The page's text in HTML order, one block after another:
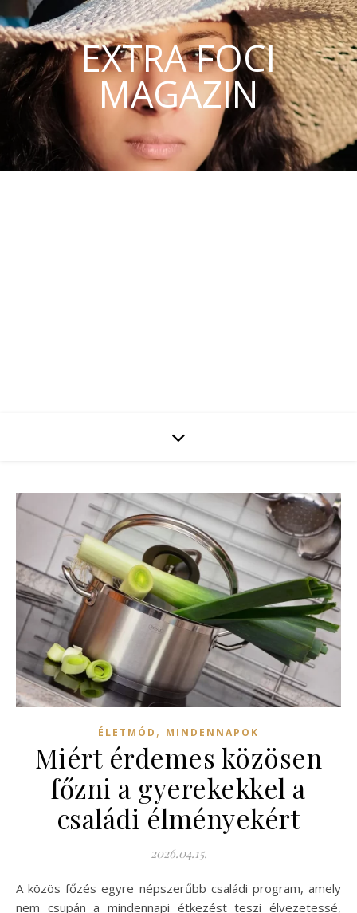
EXTRA FOCI
MAGAZIN
ÉLETMÓD , MINDENNAPOK
Miért érdemes közösen
főzni a gyerekekkel a
családi élményekért
2026.04.15.
A közös főzés egyre népszerűbb családi program, amely
nem csupán a mindennapi étkezést teszi élvezetessé,